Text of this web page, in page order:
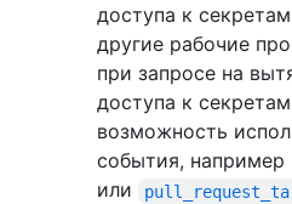
доступа к
другие рабочие
при запросе на
доступа к
возможность
события, например
или